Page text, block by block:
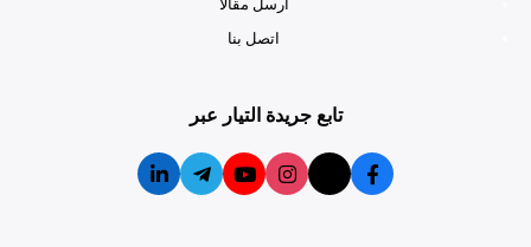
أرسل مقالا
اتصل بنا
تابع جريدة التيار عبر